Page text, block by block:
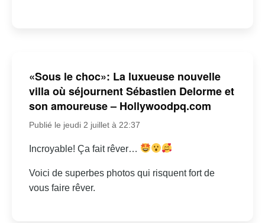
«Sous le choc»: La luxueuse nouvelle
villa où séjournent Sébastien Delorme et
son amoureuse – Hollywoodpq.com
Publié le jeudi 2 juillet à 22:37
Incroyable! Ça fait rêver…
Voici de superbes photos qui risquent fort de
vous faire rêver.